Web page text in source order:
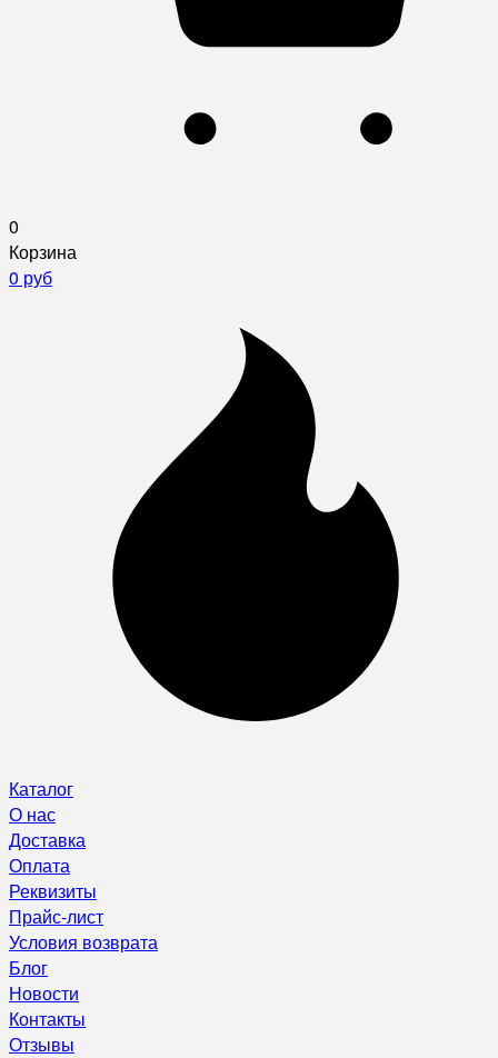
0
Корзина
0 руб
Каталог
О нас
Доставка
Оплата
Реквизиты
Прайс-лист
Условия возврата
Блог
Новости
Контакты
Отзывы